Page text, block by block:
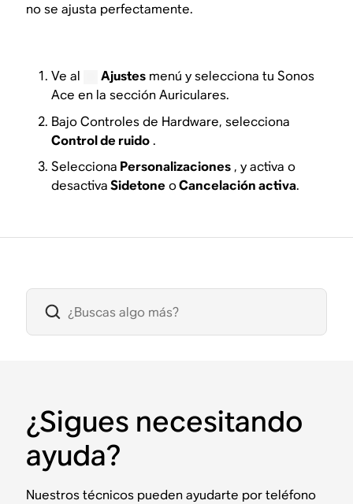
no se ajusta perfectamente.
Ve al Ajustesmenú y selecciona tu Sonos
Ace en la sección Auriculares.
Bajo Controles de Hardware, selecciona
Control de ruido.
Selecciona Personalizaciones, y activa o
desactivaSidetone oCancelación activa.
¿Sigues necesitando
ayuda?
Nuestros técnicos pueden ayudarte por teléfono